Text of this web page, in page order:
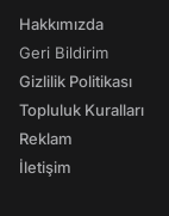
Hakkımızda
Geri Bildirim
Gizlilik Politikası
Topluluk Kuralları
Reklam
İletişim